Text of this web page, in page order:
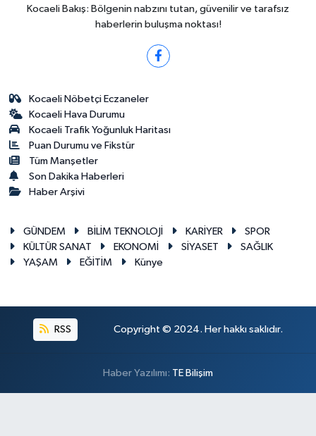
Kocaeli Bakış: Bölgenin nabzını tutan, güvenilir ve tarafsız
haberlerin buluşma noktası!
Kocaeli Nöbetçi Eczaneler
Kocaeli Hava Durumu
Kocaeli Trafik Yoğunluk Haritası
Puan Durumu ve Fikstür
Tüm Manşetler
Son Dakika Haberleri
Haber Arşivi
GÜNDEM BİLİM TEKNOLOJİ KARİYER
SPOR
KÜLTÜR SANAT
EKONOMİ SİYASET
SAĞLIK
YAŞAM
EĞİTİM Künye
RSS Copyright © 2024. Her hakkı saklıdır.
Haber Yazılımı: TE Bilişim